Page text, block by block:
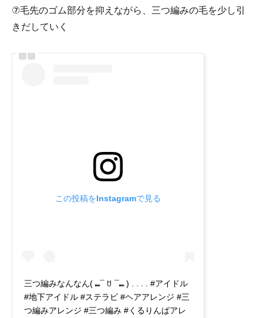
⑦毛先のゴム部分を抑えながら、三つ編みの毛を少し引
きだしていく
この投稿をInstagramで見る
三つ編みなんなん( ⑉¯ ꇴ ¯⑉ ) . . . . #アイドル
#地下アイドル #ステラビ #ヘアアレンジ #三
つ編みアレンジ #三つ編み #くるりんぱアレ